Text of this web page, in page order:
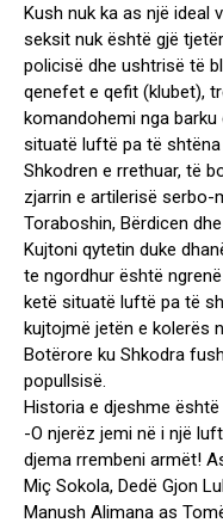
Kush nuk ka as një ideal
seksit nuk është gjë
policisë dhe ushtrisë të
qenefet e qefit (klubet),
komandohemi nga barku
situatë luftë pa të
Shkodren e rrethuar, të
zjarrin e artilerisë serbo-
Toraboshin, Bërdicen
Kujtoni qytetin duke
te ngordhur është
ketë situatë luftë pa të
kujtojmë jetën e kolerës
Botërore ku Shkodra
popullsisë.
Historia e djeshme
-O njerëz jemi në i një
djema rrembeni armët!
Miç Sokola, Dedë Gjon
Manush Alimana as